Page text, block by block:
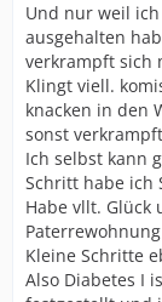
Und nur weil
ausgehalten
verkrampft sich
Klingt viell.
knacken in den
sonst
Ich selbst kann
Schritt habe ich
Habe vllt. Glück
Kleine Schritte
Also Diabetes I